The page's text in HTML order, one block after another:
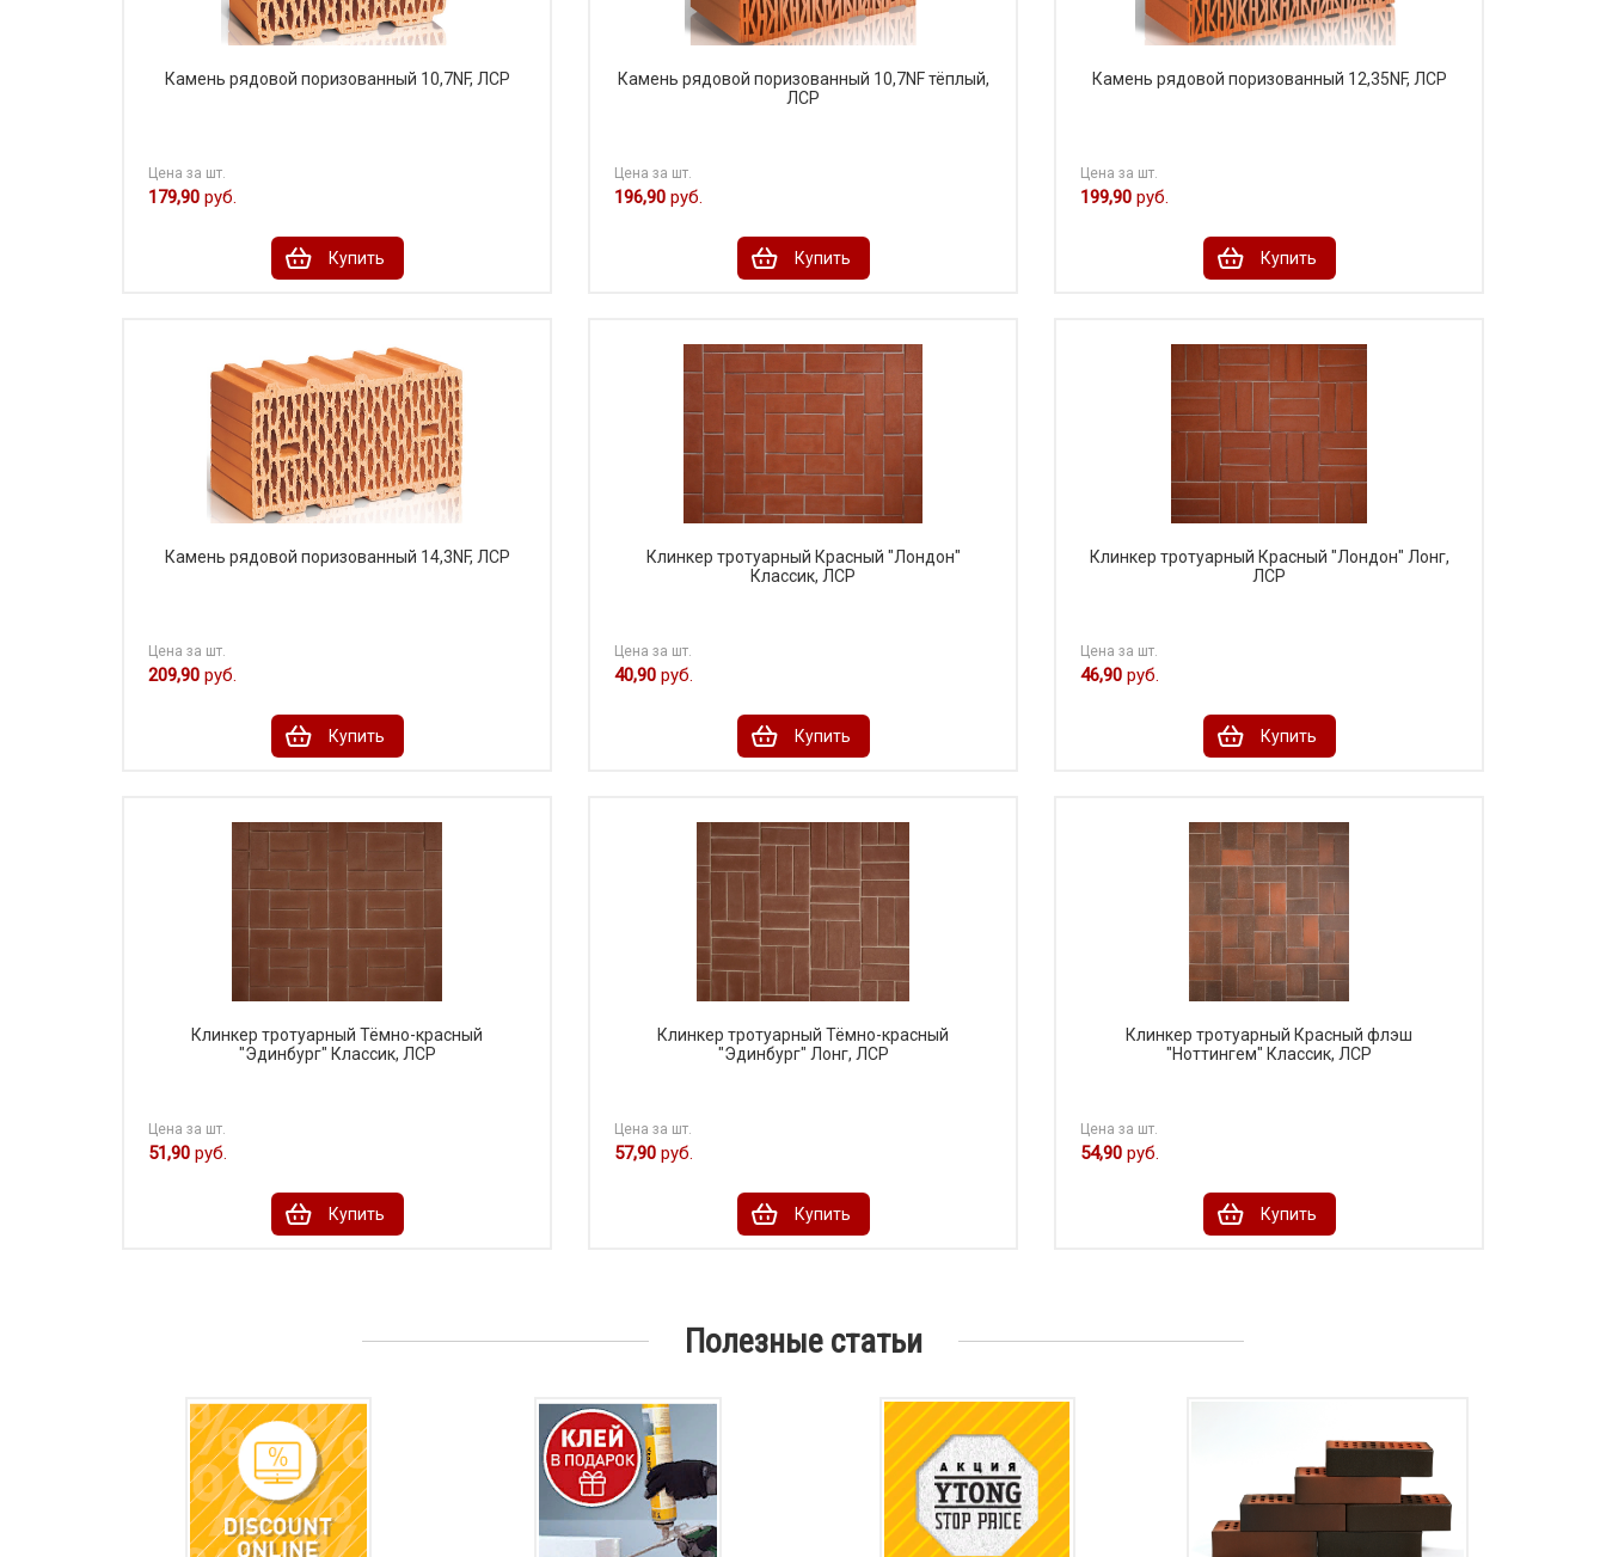
Камень рядовой поризованный 10,7NF, ЛСР
Цена за шт.
179,90 руб.
Купить
Камень рядовой поризованный 10,7NF тёплый,
ЛСР
Цена за шт.
196,90 руб.
Купить
Камень рядовой поризованный 12,35NF, ЛСР
Цена за шт.
199,90 руб.
Купить
Камень рядовой поризованный 14,3NF, ЛСР
Цена за шт.
209,90 руб.
Купить
Клинкер тротуарный Красный "Лондон"
Классик, ЛСР
Цена за шт.
40,90 руб.
Купить
Клинкер тротуарный Красный "Лондон" Лонг,
ЛСР
Цена за шт.
46,90 руб.
Купить
Клинкер тротуарный Тёмно-красный
"Эдинбург" Классик, ЛСР
Цена за шт.
51,90 руб.
Купить
Клинкер тротуарный Тёмно-красный
"Эдинбург" Лонг, ЛСР
Цена за шт.
57,90 руб.
Купить
Клинкер тротуарный Красный флэш
"Ноттингем" Классик, ЛСР
Цена за шт.
54,90 руб.
Купить
Полезные статьи